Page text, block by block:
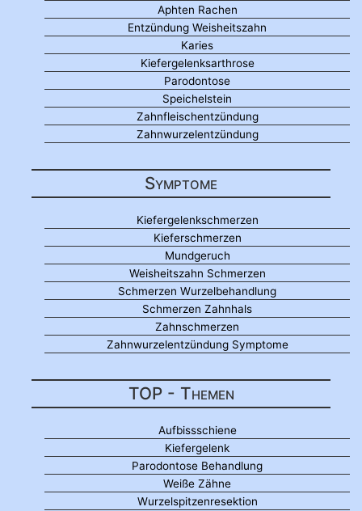
Aphten Rachen
Entzündung Weisheitszahn
Karies
Kiefergelenksarthrose
Parodontose
Speichelstein
Zahnfleischentzündung
Zahnwurzelentzündung
Symptome
Kiefergelenkschmerzen
Kieferschmerzen
Mundgeruch
Weisheitszahn Schmerzen
Schmerzen Wurzelbehandlung
Schmerzen Zahnhals
Zahnschmerzen
Zahnwurzelentzündung Symptome
TOP - Themen
Aufbissschiene
Kiefergelenk
Parodontose Behandlung
Weiße Zähne
Wurzelspitzenresektion